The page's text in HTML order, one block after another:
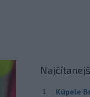
1
Kúpele